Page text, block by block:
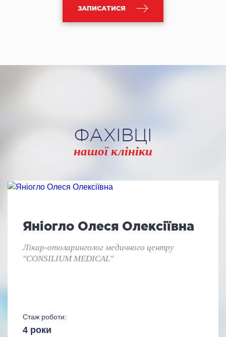
ЗАПИСАТИСЯ
ФАХІВЦІ
нашої клініки
Яніогло Олеся Олексіївна
Лікар-отоларинголог медичного центру
"CONSILIUM MEDICAL"
Стаж роботи:
4 роки